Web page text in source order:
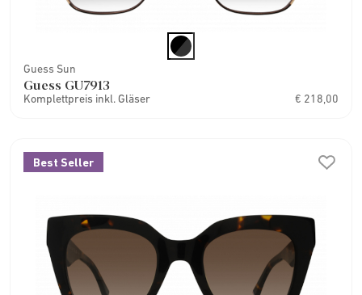
Guess Sun
Guess GU7913
Komplettpreis inkl. Gläser € 218,00
Best Seller